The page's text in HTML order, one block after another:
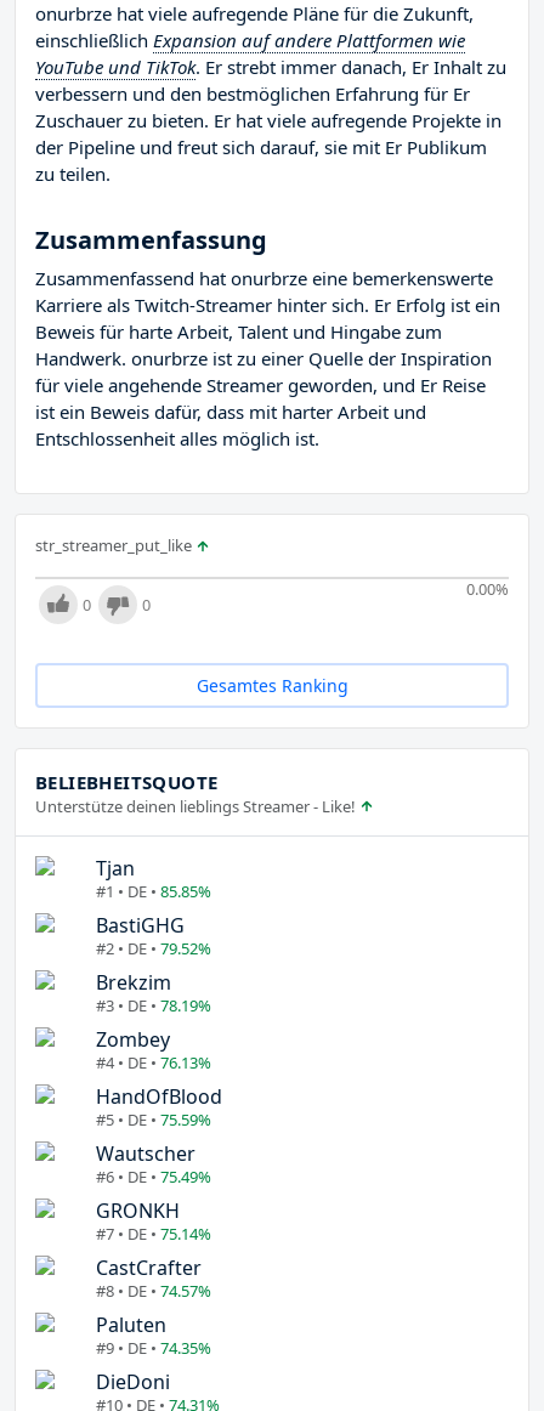
onurbrze hat viele aufregende Pläne für die Zukunft,
einschließlich Expansion auf andere Plattformen wie
YouTube und TikTok. Er strebt immer danach, Er Inhalt zu
verbessern und den bestmöglichen Erfahrung für Er
Zuschauer zu bieten. Er hat viele aufregende Projekte in
der Pipeline und freut sich darauf, sie mit Er Publikum
zu teilen.
Zusammenfassung
Zusammenfassend hat onurbrze eine bemerkenswerte
Karriere als Twitch-Streamer hinter sich. Er Erfolg ist ein
Beweis für harte Arbeit, Talent und Hingabe zum
Handwerk. onurbrze ist zu einer Quelle der Inspiration
für viele angehende Streamer geworden, und Er Reise
ist ein Beweis dafür, dass mit harter Arbeit und
Entschlossenheit alles möglich ist.
str_streamer_put_like
0.00%
0 0
Gesamtes Ranking
BELIEBHEITSQUOTE
Unterstütze deinen lieblings Streamer - Like!
Tjan
#1 • DE • 85.85%
BastiGHG
#2 • DE • 79.52%
Brekzim
#3 • DE • 78.19%
Zombey
#4 • DE • 76.13%
HandOfBlood
#5 • DE • 75.59%
Wautscher
#6 • DE • 75.49%
GRONKH
#7 • DE • 75.14%
CastCrafter
#8 • DE • 74.57%
Paluten
#9 • DE • 74.35%
DieDoni
#10 • DE • 74.31%